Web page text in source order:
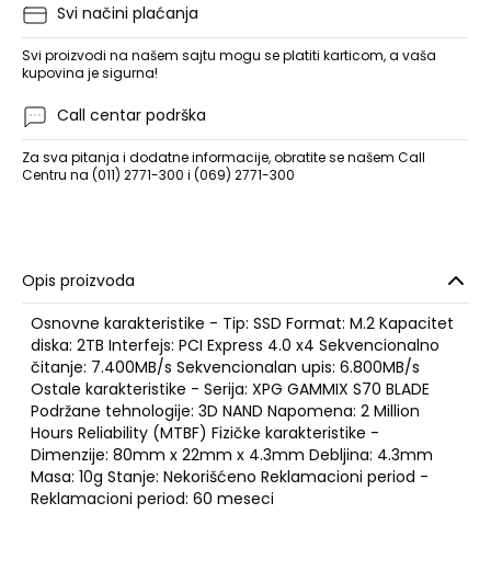
Svi načini plaćanja
Svi proizvodi na našem sajtu mogu se platiti karticom, a vaša
kupovina je sigurna!
Call centar podrška
Za sva pitanja i dodatne informacije, obratite se našem Call
Centru na (011) 2771-300 i (069) 2771-300
Opis proizvoda
Osnovne karakteristike - Tip: SSD Format: M.2 Kapacitet
diska: 2TB Interfejs: PCI Express 4.0 x4 Sekvencionalno
čitanje: 7.400MB/s Sekvencionalan upis: 6.800MB/s
Ostale karakteristike - Serija: XPG GAMMIX S70 BLADE
Podržane tehnologije: 3D NAND Napomena: 2 Million
Hours Reliability (MTBF) Fizičke karakteristike -
Dimenzije: 80mm x 22mm x 4.3mm Debljina: 4.3mm
Masa: 10g Stanje: Nekorišćeno Reklamacioni period -
Reklamacioni period: 60 meseci